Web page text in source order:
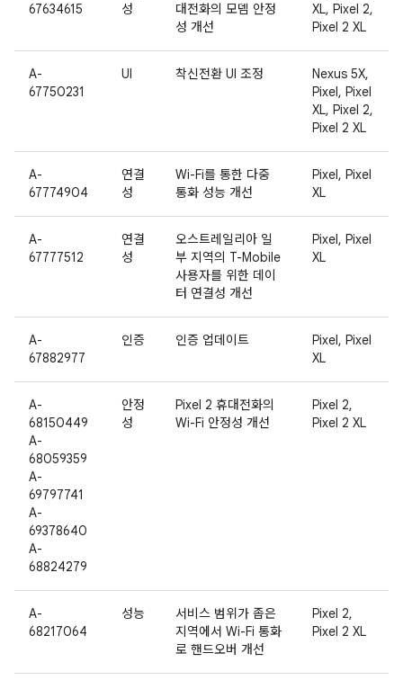
67634615
성
대전화의 모뎀 안정
성 개선
XL, Pixel 2,
Pixel 2 XL
A-
67750231
UI 착신전환 UI 조정
Nexus 5X,
Pixel, Pixel
XL, Pixel 2,
Pixel 2 XL
A-
67774904
연결
성
Wi-Fi를 통한 다중
통화 성능 개선
Pixel, Pixel
XL
A-
67777512
연결
성
오스트레일리아 일
부 지역의 T-Mobile
사용자를 위한 데이
터 연결성 개선
Pixel, Pixel
XL
A-
67882977
인증 인증 업데이트
Pixel, Pixel
XL
A-
68150449
A-
68059359
A-
69797741
A-
69378640
A-
68824279
안정
성
Pixel 2 휴대전화의
Wi-Fi 안정성 개선
Pixel 2,
Pixel 2 XL
A-
68217064
성능
서비스 범위가 좁은
지역에서 Wi-Fi 통화
로 핸드오버 개선
Pixel 2,
Pixel 2 XL